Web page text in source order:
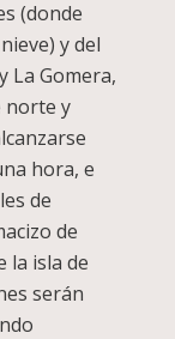
(donde
y del
La Gomera,
norte y
hora, e
de
de
la isla de
serán